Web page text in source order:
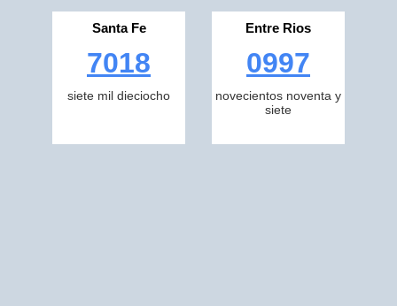
Santa Fe
7018
siete mil dieciocho
Entre Rios
0997
novecientos noventa y
siete